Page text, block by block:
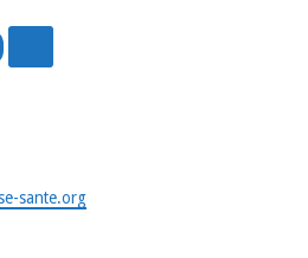
sante.org